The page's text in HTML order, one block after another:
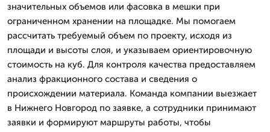
значительных объемов или фасовка в мешки при
ограниченном хранении на площадке. Мы помогаем
рассчитать требуемый объем по проекту, исходя из
площади и высоты слоя, и указываем ориентировочную
стоимость на куб. Для контроля качества предоставляем
анализ фракционного состава и сведения о
происхождении материала. Команда компании выезжает
в Нижнего Новгород по заявке, а сотрудники принимают
заявки и формируют маршруты работы, чтобы